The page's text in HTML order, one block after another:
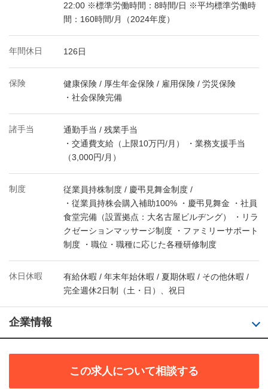
22:00 ※標準労働時間：8時間/日 ※平均標準労働時
間：160時間/月（2024年度）
年間休日 126日
保険
健康保険 / 厚生年金保険 / 雇用保険 / 労災保険
・社会保険完備
諸手当
通勤手当 / 残業手当
・交通費支給（上限10万円/月） ・業務支援手当
（3,000円/月）
制度
従業員持株制度 / 慶弔見舞金制度 /
・従業員持株会購入補助100% ・慶弔見舞金 ・社員
食堂完備（設置拠点：大名古屋ビルヂング） ・リラ
クゼーションマッサージ制度 ・ファミリーサポート
制度 ・職位・職種に応じた各種研修制度
休日休暇
有給休暇 / 年末年始休暇 / 夏期休暇 / その他休暇 /
完全週休2日制（土・日）、祝日
企業情報
この求人について相談する